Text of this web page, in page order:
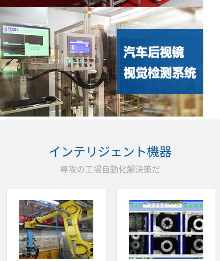
インテリジェント機器
専攻の工場自動化解決策だ